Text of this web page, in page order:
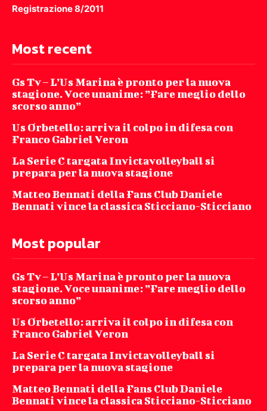
Registrazione 8/2011
Most recent
Gs Tv – L’Us Marina è pronto per la nuova
stagione. Voce unanime: ”Fare meglio dello
scorso anno”
Us Orbetello: arriva il colpo in difesa con
Franco Gabriel Veron
La Serie C targata Invictavolleyball si
prepara per la nuova stagione
Matteo Bennati della Fans Club Daniele
Bennati vince la classica Sticciano-Sticciano
Most popular
Gs Tv – L’Us Marina è pronto per la nuova
stagione. Voce unanime: ”Fare meglio dello
scorso anno”
Us Orbetello: arriva il colpo in difesa con
Franco Gabriel Veron
La Serie C targata Invictavolleyball si
prepara per la nuova stagione
Matteo Bennati della Fans Club Daniele
Bennati vince la classica Sticciano-Sticciano